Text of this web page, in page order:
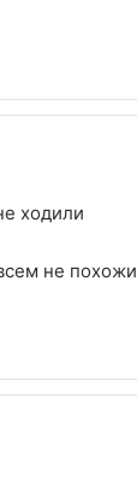
ходили
не похожи